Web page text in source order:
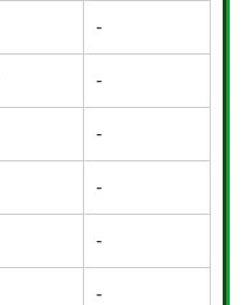
-
-
-
-
-
-